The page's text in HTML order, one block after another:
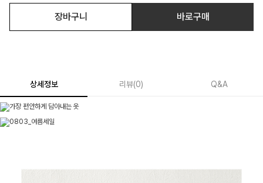
장바구니 바로구매
상세정보 리뷰(0) Q&A